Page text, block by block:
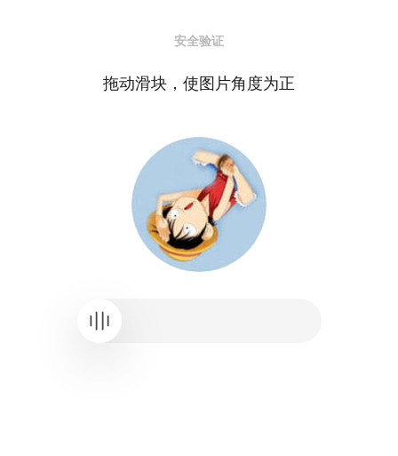
安全验证
拖动滑块，使图片角度为正